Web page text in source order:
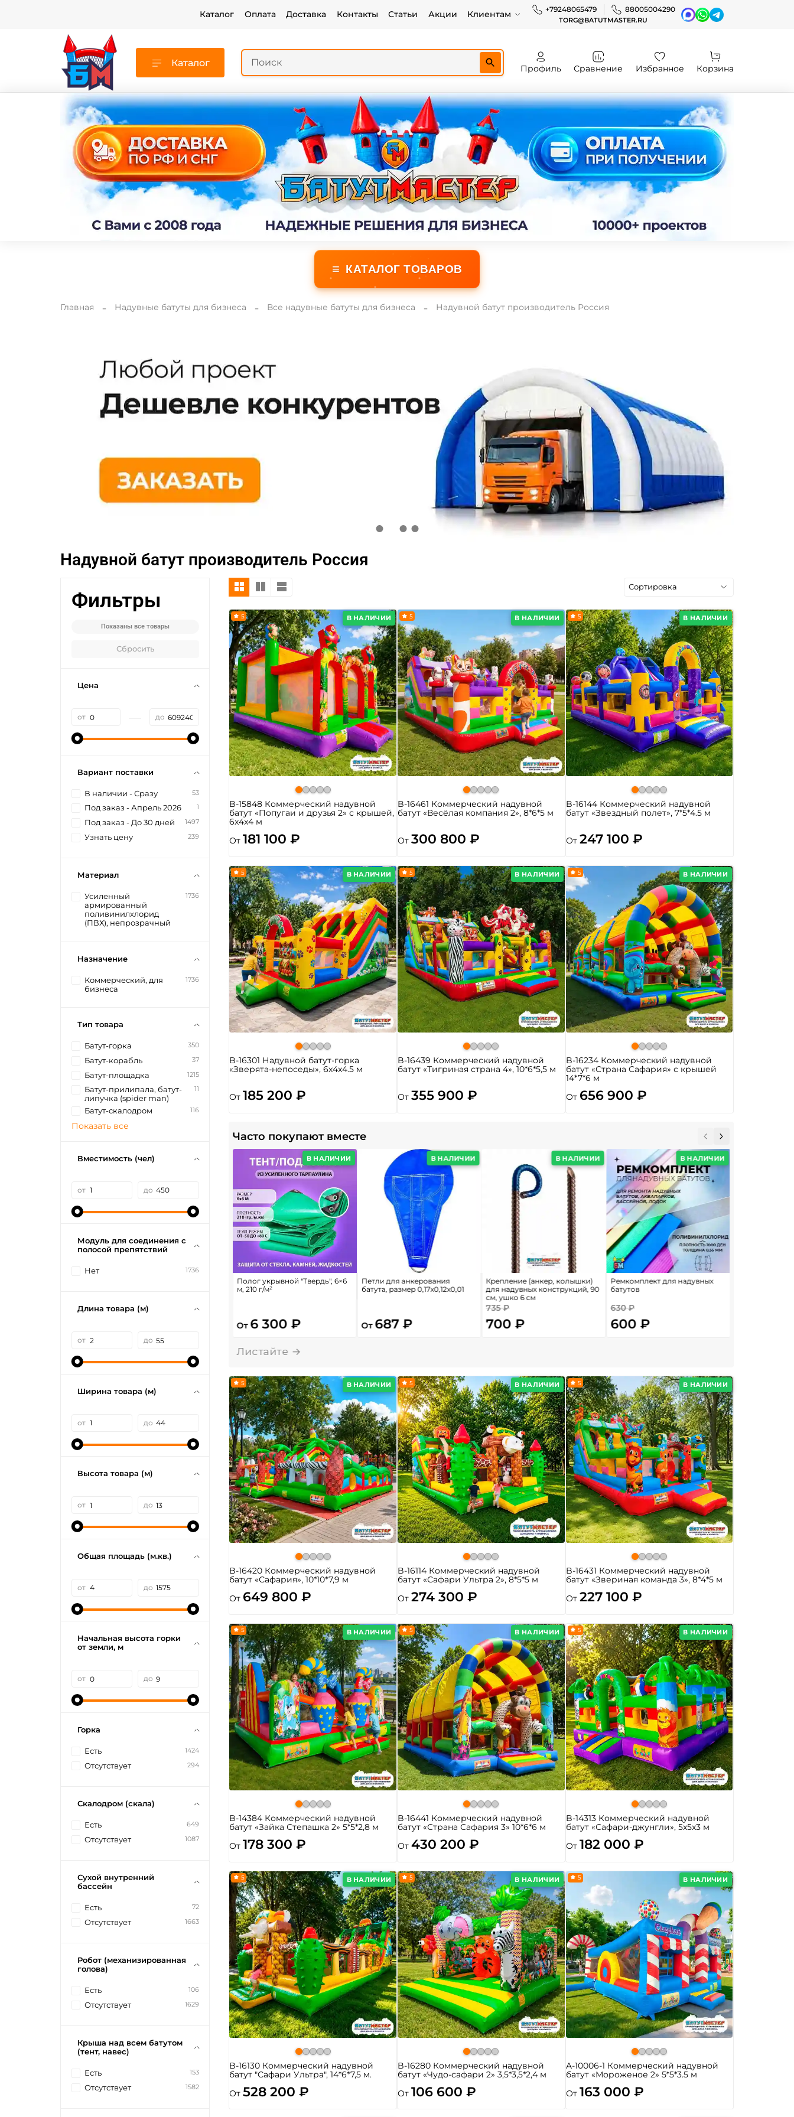
Каталог Оплата Доставка Контакты Статьи Акции Клиентам +79248065479 88005004290
TORG@BATUTMASTER.RU
Каталог
Профиль Сравнение Избранное Корзина
≡ КАТАЛОГ ТОВАРОВ
Главная Надувные батуты для бизнеса Все надувные батуты для бизнеса Надувной батут производитель Россия
Надувной батут производитель Россия
В НАЛИЧИИ
5
B-15848 Коммерческий надувной
батут «Попугаи и друзья 2» с крышей,
6x4x4 м
От 181 100 ₽
В НАЛИЧИИ
5
B-16461 Коммерческий надувной
батут «Весёлая компания 2», 8*6*5 м
От 300 800 ₽
В НАЛИЧИИ
5
B-16144 Коммерческий надувной
батут «Звездный полет», 7*5*4.5 м
От 247 100 ₽
В НАЛИЧИИ
5
B-16301 Надувной батут-горка
«Зверята-непоседы», 6x4x4.5 м
От 185 200 ₽
В НАЛИЧИИ
5
B-16439 Коммерческий надувной
батут «Тигриная страна 4», 10*6*5,5 м
От 355 900 ₽
В НАЛИЧИИ
5
B-16234 Коммерческий надувной
батут «Страна Сафария» с крышей
14*7*6 м
От 656 900 ₽
Часто покупают вместе
В НАЛИЧИИ
Полог укрывной "Твердь", 6×6
м, 210 г/м²
От 6 300 ₽
В НАЛИЧИИ
Петли для анкерования
батута, размер 0,17x0,12x0,01
От 687 ₽
В НАЛИЧИИ
Крепление (анкер, колышки)
для надувных конструкций, 90
см, ушко 6 см
735 ₽
700 ₽
В НАЛИЧИИ
Ремкомплект для надувных
батутов
630 ₽
600 ₽
В НАЛИЧИИ
5
B-16420 Коммерческий надувной
батут «Сафария», 10*10*7,9 м
От 649 800 ₽
В НАЛИЧИИ
5
B-16114 Коммерческий надувной
батут «Сафари Ультра 2», 8*5*5 м
От 274 300 ₽
В НАЛИЧИИ
5
B-16431 Коммерческий надувной
батут «Звериная команда 3», 8*4*5 м
От 227 100 ₽
В НАЛИЧИИ
5
B-14384 Коммерческий надувной
батут «Зайка Степашка 2» 5*5*2,8 м
От 178 300 ₽
В НАЛИЧИИ
5
B-16441 Коммерческий надувной
батут «Страна Сафария 3» 10*6*6 м
От 430 200 ₽
В НАЛИЧИИ
5
B-14313 Коммерческий надувной
батут «Сафари-джунгли», 5x5x3 м
От 182 000 ₽
В НАЛИЧИИ
5
B-16130 Коммерческий надувной
батут "Сафари Ультра", 14*6*7,5 м.
От 528 200 ₽
В НАЛИЧИИ
5
B-16280 Коммерческий надувной
батут «Чудо-сафари 2» 3,5*3,5*2,4 м
От 106 600 ₽
В НАЛИЧИИ
5
A-10006-1 Коммерческий надувной
батут «Мороженое 2» 5*5*3.5 м
От 163 000 ₽
Фильтры
Показаны все товары
Сбросить
Цена
от до
Вариант поставки
В наличии - Сразу 53
Под заказ - Апрель 2026 1
Под заказ - До 30 дней 1497
Узнать цену 239
Материал
Усиленный
армированный
поливинилхлорид
(ПВХ), непрозрачный
1736
Назначение
Коммерческий, для
бизнеса
1736
Тип товара
Батут-горка 350
Батут-корабль 37
Батут-площадка 1215
Батут-прилипала, батут-
липучка (spider man)
11
Батут-скалодром 116
Показать все
Вместимость (чел)
от до
Модуль для соединения с
полосой препятствий
Нет 1736
Длина товара (м)
от до
Ширина товара (м)
от до
Высота товара (м)
от до
Общая площадь (м.кв.)
от до
Начальная высота горки
от земли, м
от до
Горка
Есть 1424
Отсутствует 294
Скалодром (скала)
Есть 649
Отсутствует 1087
Сухой внутренний
бассейн
Есть 72
Отсутствует 1663
Робот (механизированная
голова)
Есть 106
Отсутствует 1629
Крыша над всем батутом
(тент, навес)
Есть 153
Отсутствует 1582